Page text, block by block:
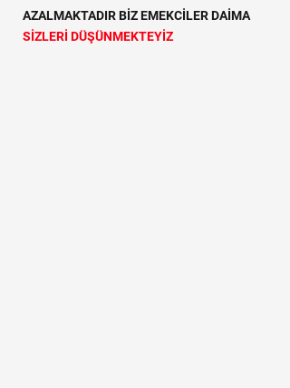
AZALMAKTADIR BİZ EMEKCİLER DAİMA
SİZLERİ DÜŞÜNMEKTEYİZ